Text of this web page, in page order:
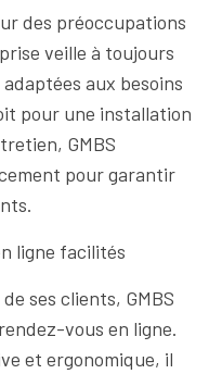
des préoccupations
veille à toujours
aux besoins
pour une installation
GMBS
pour garantir
ligne facilités
ses clients, GMBS
vous en ligne.
et ergonomique, il